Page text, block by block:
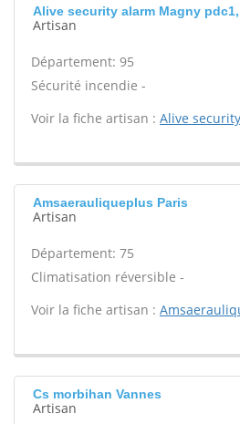
Alive security alarm Magny
Artisan
Département: 95
Sécurité incendie -
Voir la fiche artisan : Alive
Amsaerauliqueplus Paris
Artisan
Département: 75
Climatisation réversible -
Voir la fiche artisan :
Cs morbihan Vannes
Artisan